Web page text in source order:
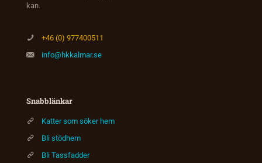
kan.
+46 (0) 977400511
info@hkkalmar.se
Snabblänkar
Katter som söker hem
Bli stödhem
Bli Tassfadder